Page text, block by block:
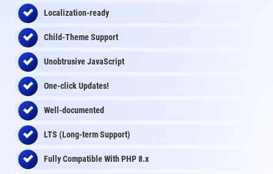
Localization-ready
Child-Theme Support
Unobtrusive JavaScript
One-click Updates!
Well-documented
LTS (Long-term Support)
Fully Compatible With PHP 8.x